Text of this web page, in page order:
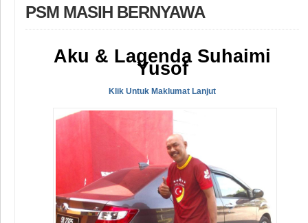
PSM MASIH BERNYAWA
Aku & Lagenda Suhaimi
Yusof
Klik Untuk Maklumat Lanjut